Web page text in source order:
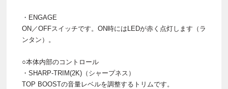
・ENGAGE
ON／OFFスイッチです。ON時にはLEDが赤く点灯します（ラ
ンタン）。
○本体内部のコントロール
・SHARP-TRIM(2K)（シャープネス）
TOP BOOSTの音量レベルを調整するトリムです。